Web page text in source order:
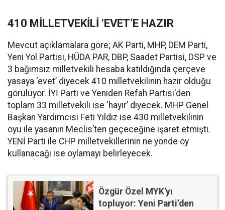
410 MİLLETVEKİLİ ‘EVET’E HAZIR
Mevcut açıklamalara göre; AK Parti, MHP, DEM Parti,
Yeni Yol Partisi, HÜDA PAR, DBP, Saadet Partisi, DSP ve
3 bağımsız milletvekili hesaba katıldığında çerçeve
yasaya ‘evet’ diyecek 410 milletvekilinin hazır olduğu
görülüyor. İYİ Parti ve Yeniden Refah Partisi'den
toplam 33 milletvekili ise ‘hayır’ diyecek. MHP Genel
Başkan Yardımcısı Feti Yıldız ise 430 milletvekilinin
oyu ile yasanın Meclis’ten geçeceğine işaret etmişti.
YENİ Parti ile CHP milletvekillerinin ne yönde oy
kullanacağı ise oylamayı belirleyecek.
Özgür Özel MYK'yı
topluyor: Yeni Parti’den